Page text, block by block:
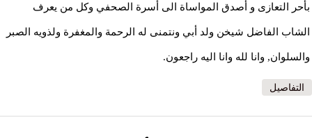
بأحر التعازى و أصدق المواساة الى أسرة الصحفي وكل من يعرف
الشاب الفاضل شيخن ولد أبي ونتمنى له الرحمة والمغفرة ولذويه الصبر
والسلوان, وانا لله وانا اليه راجعون.
التفاصيل